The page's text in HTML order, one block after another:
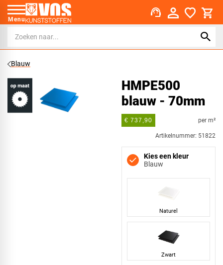
Menu support_agent
Blauw
HMPE500
blauw - 70mm
€ 737,90 per m²
Artikelnummer: 51822
Kies een kleur
Blauw
Naturel
Zwart